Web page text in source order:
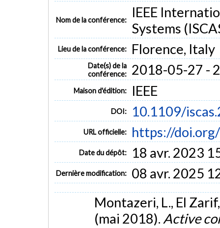
Nom de la conférence:
IEEE
Systems
Lieu de la conférence: Florence, Italy
Date(s) de la
conférence:
2018-05-27 -
Maison d'édition: IEEE
DOI: 10.1109/
URL officielle: https://
Date du dépôt: 18 avr. 2023
Dernière modification: 08 avr. 2025
Montazeri, L., El
(mai 2018). Active